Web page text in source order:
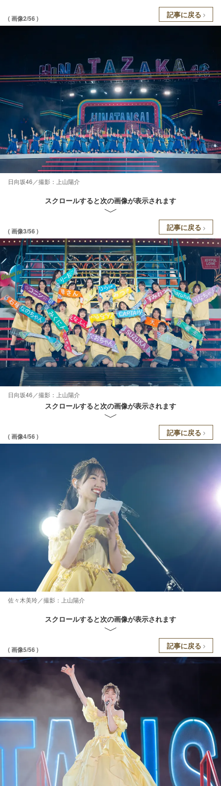
( 画像2/56 ) 記事に戻る
日向坂46／撮影：上山陽介
スクロールすると次の画像が表示されます
( 画像3/56 ) 記事に戻る
日向坂46／撮影：上山陽介
スクロールすると次の画像が表示されます
( 画像4/56 ) 記事に戻る
佐々木美玲／撮影：上山陽介
スクロールすると次の画像が表示されます
( 画像5/56 ) 記事に戻る